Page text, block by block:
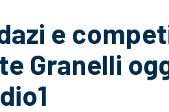
e
Granelli